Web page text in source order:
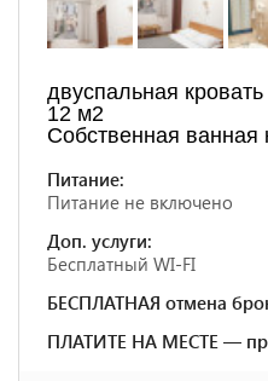
двуспальная кровать
12 м2
Собственная ванная
Питание:
Питание не включено
Доп. услуги:
Бесплатный WI-FI
БЕСПЛАТНАЯ отмена
ПЛАТИТЕ НА МЕСТЕ —